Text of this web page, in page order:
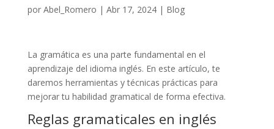
por Abel_Romero | Abr 17, 2024| Blog
La gramática es una parte fundamental en el
aprendizaje del idioma inglés. En este artículo, te
daremos herramientas y técnicas prácticas para
mejorar tu habilidad gramatical de forma efectiva.
Reglas gramaticales en inglés